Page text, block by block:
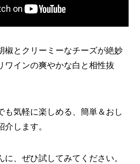
椒とクリーミーなチーズが絶妙
ワインの爽やかな白と相性抜
も気軽に楽しめる、簡単＆おし
介します。
に、ぜひ試してみてください。